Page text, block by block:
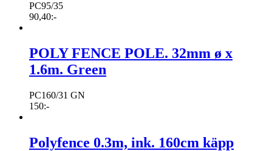
PC95/35
90,40:-
POLY FENCE POLE. 32mm ø x
1.6m. Green
PC160/31 GN
150:-
Polyfence 0.3m, ink. 160cm käpp